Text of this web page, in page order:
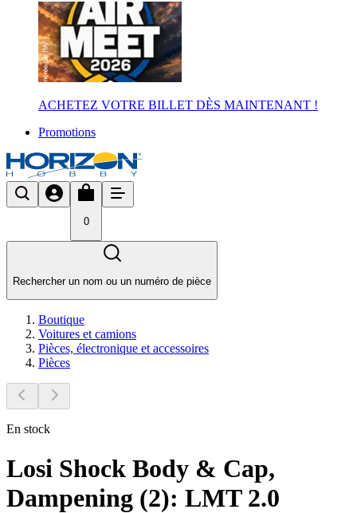
ACHETEZ VOTRE BILLET DÈS MAINTENANT !
Promotions
0
Rechercher un nom ou un numéro de pièce
Boutique
Voitures et camions
Pièces, électronique et accessoires
Pièces
En stock
Losi Shock Body & Cap,
Dampening (2): LMT 2.0